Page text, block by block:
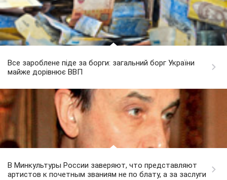
Все зароблене піде за борги: загальний борг України
майже дорівнює ВВП
В Минкультуры России заверяют, что представляют
артистов к почетным званиям не по блату, а за заслуги